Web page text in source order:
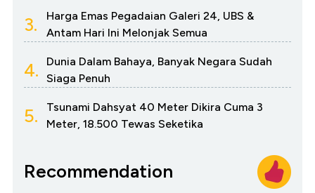
3.
Harga Emas Pegadaian Galeri 24, UBS &
Antam Hari Ini Melonjak Semua
4.
Dunia Dalam Bahaya, Banyak Negara Sudah
Siaga Penuh
5.
Tsunami Dahsyat 40 Meter Dikira Cuma 3
Meter, 18.500 Tewas Seketika
Recommendation